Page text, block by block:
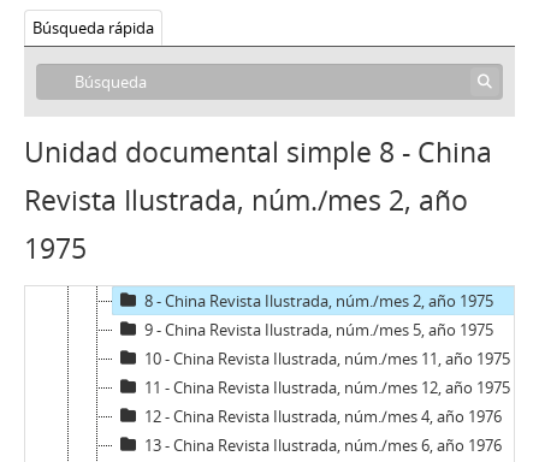
Búsqueda rápida
Unidad documental simple 8 - China
Revista Ilustrada, núm./mes 2, año
1975
AB - Andrés Bello: Revista de Literatura y Arte
AN - Algo Nuevo
CRI - China Revista Ilustrada
1 - China Revista Ilustrada, núm./mes 10, año 1966
3 - China Revista Ilustrada, núm./mes 6, año 1970
4 - China Revista Ilustrada, núm./mes 8, año 1970
5 - China Revista Ilustrada, núm./mes 9, 1970
8 - China Revista Ilustrada, núm./mes 2, año 1975
9 - China Revista Ilustrada, núm./mes 5, año 1975
10 - China Revista Ilustrada, núm./mes 11, año 1975
11 - China Revista Ilustrada, núm./mes 12, año 1975
12 - China Revista Ilustrada, núm./mes 4, año 1976
13 - China Revista Ilustrada, núm./mes 6, año 1976